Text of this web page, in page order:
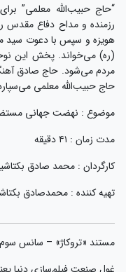
“حاج حبیب‌الله معلمی”
رزمنده و مداح دفاع مقدس
هویزه و سپس با دعوت سید
(ره) می‌خواند. پخش این
مردم می‌شود. حاج صادق
حاج حبیب‌الله معلمی
موضوع : نهضت جهانی
مدت زمان : ۴۱ دقیقه
کارگردان : محمد صادق
تهیه کننده : محمدصادق
مستند «تروکاژ» – سانس سوم